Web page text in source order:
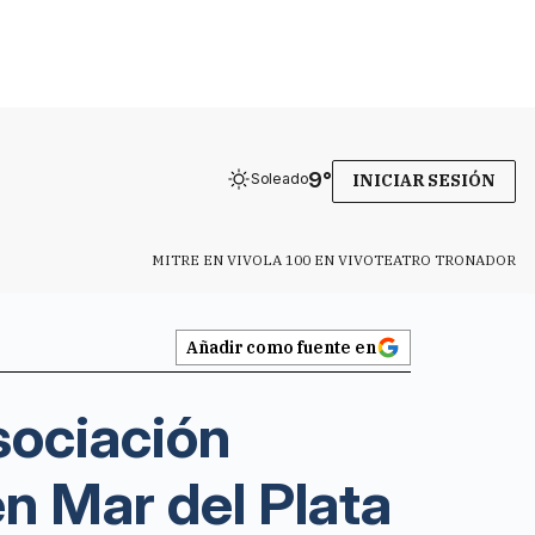
Soleado9° INICIAR SESIÓN
MITRE EN VIVOLA 100 EN VIVOTEATRO TRONADOR
Añadir como fuente en
Mar del Plata